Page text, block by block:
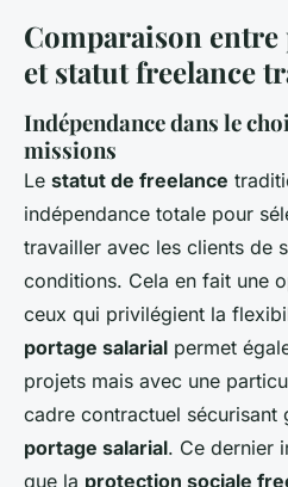
Comparaison
et statut freelance
Indépendance dans le
missions
Le statut de freelance
indépendance totale pour
travailler avec les clients de
conditions. Cela en fait une
ceux qui privilégient la
portage salarial permet
projets mais avec une
cadre contractuel sécurisant
portage salarial. Ce dernier
que la protection sociale